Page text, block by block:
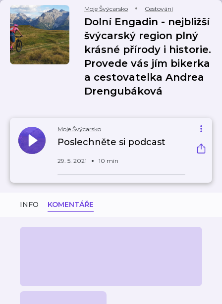
Moje Švýcarsko Cestování
Dolní Engadin - nejbližší
švýcarský region plný
krásné přírody i historie.
Provede vás jím bikerka
a cestovatelka Andrea
Drengubáková
Moje Švýcarsko
Poslechněte si podcast
29. 5. 2021 10 min
INFO KOMENTÁŘE